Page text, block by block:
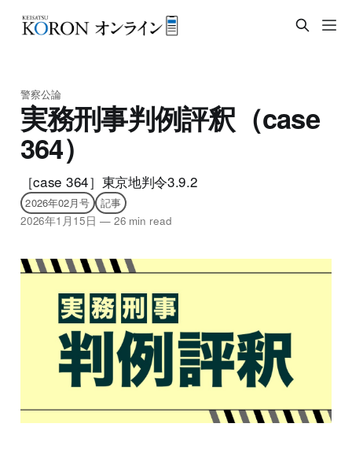
警察公論
実務刑事判例評釈（case
364）
［case 364］東京地判令3.9.2
2026年02月号
記事
2026年1月15日 —26 min read